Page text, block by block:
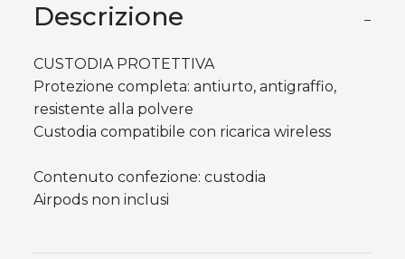
Descrizione −
CUSTODIA PROTETTIVA
Protezione completa: antiurto, antigraffio,
resistente alla polvere
Custodia compatibile con ricarica wireless
Contenuto confezione: custodia
Airpods non inclusi